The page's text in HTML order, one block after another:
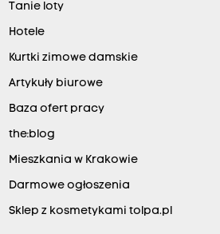
Tanie loty
Hotele
Kurtki zimowe damskie
Artykuły biurowe
Baza ofert pracy
the:blog
Mieszkania w Krakowie
Darmowe ogłoszenia
Sklep z kosmetykami tolpa.pl